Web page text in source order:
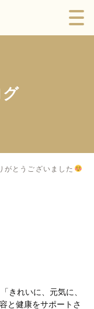
がとうございました
きれいに、元気に、
と健康をサポートさ